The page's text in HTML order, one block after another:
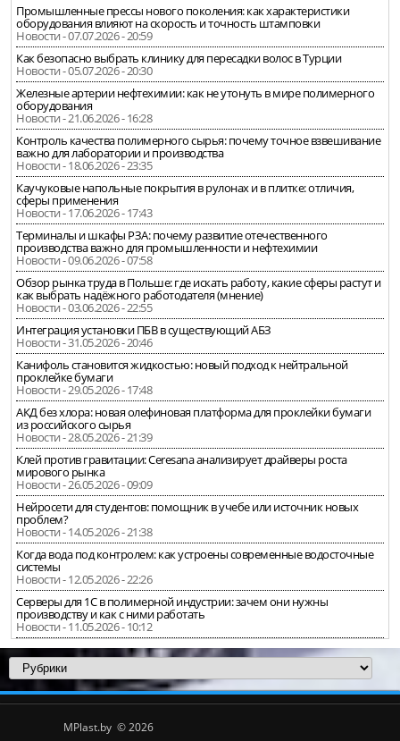
Промышленные прессы нового поколения: как характеристики
оборудования влияют на скорость и точность штамповки
Новости - 07.07.2026 - 20:59
Как безопасно выбрать клинику для пересадки волос в Турции
Новости - 05.07.2026 - 20:30
Железные артерии нефтехимии: как не утонуть в мире полимерного
оборудования
Новости - 21.06.2026 - 16:28
Контроль качества полимерного сырья: почему точное взвешивание
важно для лаборатории и производства
Новости - 18.06.2026 - 23:35
Каучуковые напольные покрытия в рулонах и в плитке: отличия,
сферы применения
Новости - 17.06.2026 - 17:43
Терминалы и шкафы РЗА: почему развитие отечественного
производства важно для промышленности и нефтехимии
Новости - 09.06.2026 - 07:58
Обзор рынка труда в Польше: где искать работу, какие сферы растут и
как выбрать надёжного работодателя (мнение)
Новости - 03.06.2026 - 22:55
Интеграция установки ПБВ в существующий АБЗ
Новости - 31.05.2026 - 20:46
Канифоль становится жидкостью: новый подход к нейтральной
проклейке бумаги
Новости - 29.05.2026 - 17:48
АКД без хлора: новая олефиновая платформа для проклейки бумаги
из российского сырья
Новости - 28.05.2026 - 21:39
Клей против гравитации: Ceresana анализирует драйверы роста
мирового рынка
Новости - 26.05.2026 - 09:09
Нейросети для студентов: помощник в учебе или источник новых
проблем?
Новости - 14.05.2026 - 21:38
Когда вода под контролем: как устроены современные водосточные
системы
Новости - 12.05.2026 - 22:26
Серверы для 1С в полимерной индустрии: зачем они нужны
производству и как с ними работать
Новости - 11.05.2026 - 10:12
MPlast.by © 2026